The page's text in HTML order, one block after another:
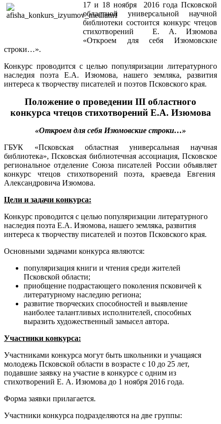
17 и 18 ноября 2016 года Псковской
областной универсальной научной
библиотеки состоится конкурс чтецов
стихотворений Е. А. Изюмова
«Откроем для себя Изюмовские
строки…».
Конкурс проводится с целью популяризации литературного
наследия поэта Е.А. Изюмова, нашего земляка, развития
интереса к творчеству писателей и поэтов Псковского края.
Положение о проведении III областного
конкурса чтецов стихотворений Е.А. Изюмова
«Откроем для себя Изюмовские строки…»
ГБУК «Псковская областная универсальная научная
библиотека», Псковская библиотечная ассоциация, Псковское
региональное отделение Союза писателей России объявляет
конкурс чтецов стихотворений поэта, краеведа Евгения
Александровича Изюмова.
Цели и задачи конкурса:
Конкурс проводится с целью популяризации литературного
наследия поэта Е.А. Изюмова, нашего земляка, развития
интереса к творчеству писателей и поэтов Псковского края.
Основными задачами конкурса являются:
популяризация книги и чтения среди жителей
Псковской области;
приобщение подрастающего поколения псковичей к
литературному наследию региона;
развитие творческих способностей и выявление
наиболее талантливых исполнителей, способных
выразить художественный замысел автора.
Участники конкурса:
Участниками конкурса могут быть школьники и учащаяся
молодежь Псковской области в возрасте с 10 до 25 лет,
подавшие заявку на участие в конкурсе с одним из
стихотворений Е. А. Изюмова до 1 ноября 2016 года.
Форма заявки прилагается.
Участники конкурса подразделяются на две группы: